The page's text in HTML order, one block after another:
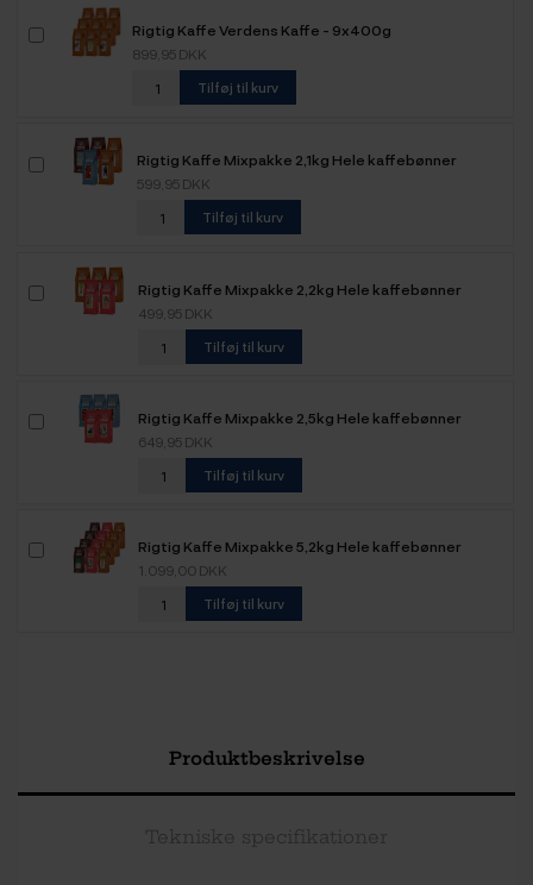
Rigtig Kaffe Verdens Kaffe - 9x400g
899,95 DKK
Tilføj til kurv
Rigtig Kaffe Mixpakke 2,1kg Hele kaffebønner
599,95 DKK
Tilføj til kurv
Rigtig Kaffe Mixpakke 2,2kg Hele kaffebønner
499,95 DKK
Tilføj til kurv
Rigtig Kaffe Mixpakke 2,5kg Hele kaffebønner
649,95 DKK
Tilføj til kurv
Rigtig Kaffe Mixpakke 5,2kg Hele kaffebønner
1.099,00 DKK
Tilføj til kurv
Produktbeskrivelse
Tekniske specifikationer